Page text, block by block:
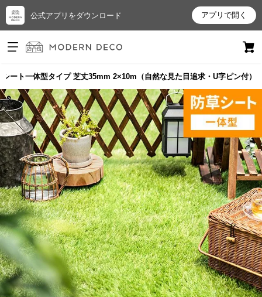
公式アプリをダウンロード アプリで開く
ログイン
新規会員登録
お
気
に
入
り
ア
イ
テ
ム
最
近
チ
ェ
ート一体型タイプ 芝丈35mm 2×10m（自然な見た目追求・U字ピン付）